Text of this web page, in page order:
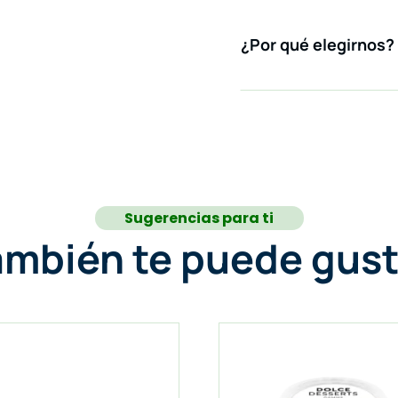
¿Por qué elegirnos?
Sugerencias para ti
te puede